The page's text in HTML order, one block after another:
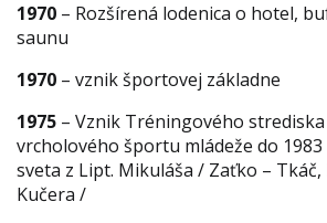
1970 – Rozšírená lodenica o hotel,
saunu
1970 – vznik športovej základne
1975 – Vznik Tréningového
vrcholového športu mládeže do
sveta z Lipt. Mikuláša / Zaťko – Tkáč,
Kučera /